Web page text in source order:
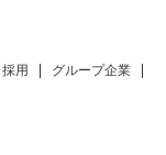
採用
グループ企業